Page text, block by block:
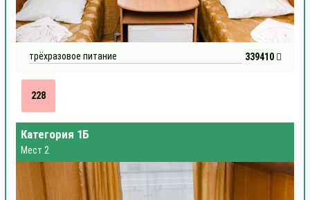
трёхразовое питание 339410
228
Категория 1Б
Мест 2